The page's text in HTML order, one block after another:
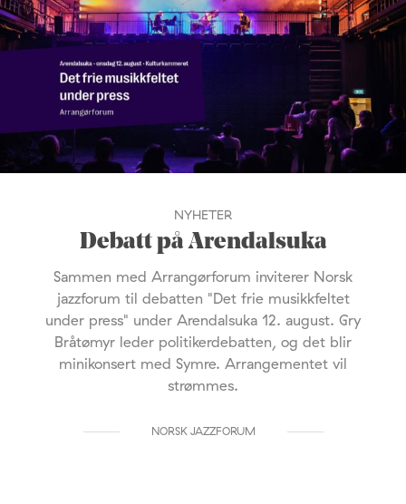
NYHETER
Debatt på Arendalsuka
Sammen med Arrangørforum inviterer Norsk
jazzforum til debatten "Det frie musikkfeltet
under press" under Arendalsuka 12. august. Gry
Bråtømyr leder politikerdebatten, og det blir
minikonsert med Symre. Arrangementet vil
strømmes.
NORSK JAZZFORUM